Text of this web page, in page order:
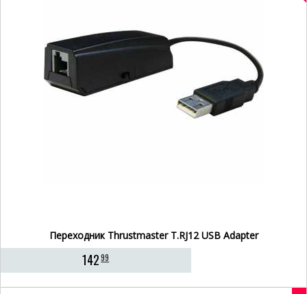
Переходник Thrustmaster T.RJ12 USB Adapter
14299